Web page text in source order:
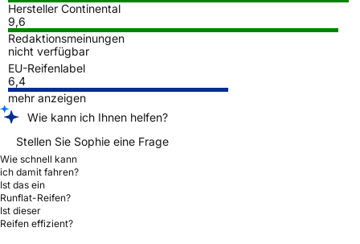
Hersteller Continental
9,6
Redaktionsmeinungen
nicht verfügbar
EU-Reifenlabel
6,4
mehr anzeigen
Wie kann ich Ihnen helfen?
Stellen Sie Sophie eine Frage
Wie schnell kann
ich damit fahren?
Ist das ein
Runflat-Reifen?
Ist dieser
Reifen effizient?